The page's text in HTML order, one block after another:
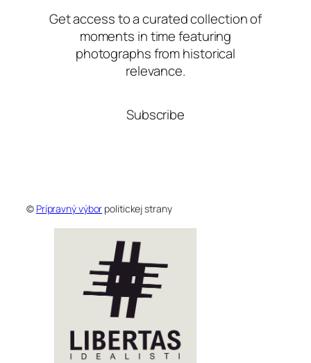
Get access to a curated collection of
moments in time featuring
photographs from historical
relevance.
Subscribe
© Prípravný výbor politickej strany